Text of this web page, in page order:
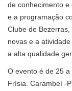
de conhecimento e
e a programação
Clube de
novas e a
a alta qualidade
O evento é de 25
Frísia. Carambeí -